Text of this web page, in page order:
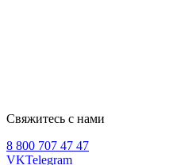
Свяжитесь с нами
8 800 707 47 47
VKTelegram